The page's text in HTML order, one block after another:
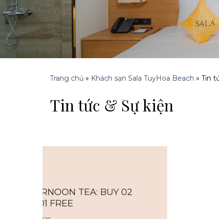
Trang chủ » Khách sạn Sala TuyHoa Beach » Tin
Tin tức & Sự kiện
AFTERNOON TEA: BUY 02
GET 01 FREE